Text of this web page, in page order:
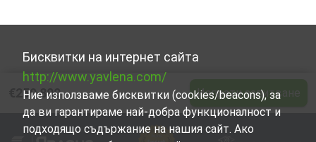
€259 800 Изпрати запитване
Бисквитки на интернет сайта
http://www.yavlena.com/
Ние използваме бисквитки (cookies/beacons), за
да ви гарантираме най-добра функционалност и
подходящо съдържание на нашия сайт. Ако